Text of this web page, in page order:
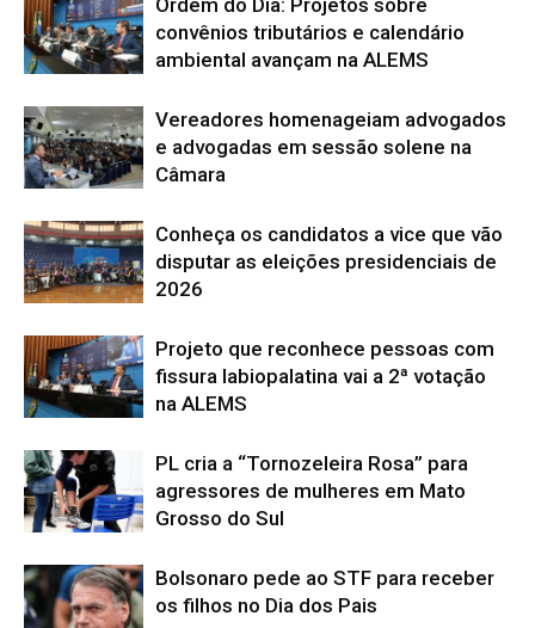
Ordem do Dia: Projetos sobre
convênios tributários e calendário
ambiental avançam na ALEMS
Vereadores homenageiam advogados
e advogadas em sessão solene na
Câmara
Conheça os candidatos a vice que vão
disputar as eleições presidenciais de
2026
Projeto que reconhece pessoas com
fissura labiopalatina vai a 2ª votação
na ALEMS
PL cria a “Tornozeleira Rosa” para
agressores de mulheres em Mato
Grosso do Sul
Bolsonaro pede ao STF para receber
os filhos no Dia dos Pais